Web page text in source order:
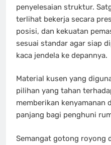
penyelesaian struktur.
terlihat bekerja secara
posisi, dan kekuatan
sesuai standar agar siap
kaca jendela ke depannya.
Material kusen yang
pilihan yang tahan
memberikan kenyamanan
panjang bagi penghuni
Semangat gotong royong